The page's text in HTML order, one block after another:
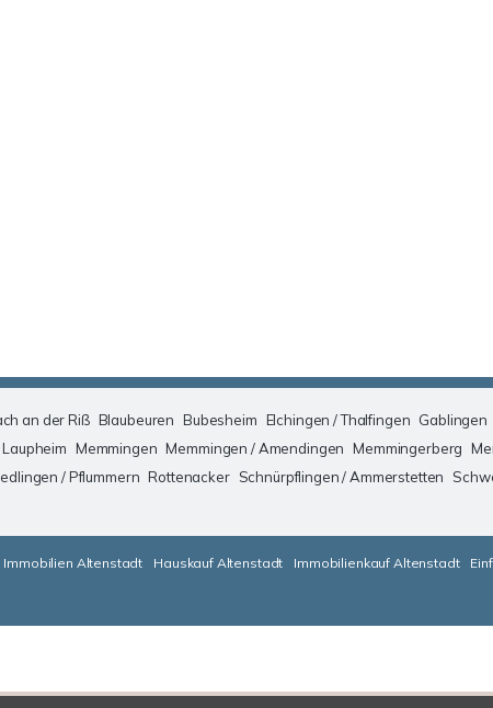
an der Riß Blaubeuren Bubesheim Elchingen / Thalfingen Gablingen
Laupheim Memmingen Memmingen / Amendingen Memmingerberg
/ Pflummern Rottenacker Schnürpflingen / Ammerstetten
Immobilien Altenstadt Hauskauf Altenstadt Immobilienkauf Altenstadt